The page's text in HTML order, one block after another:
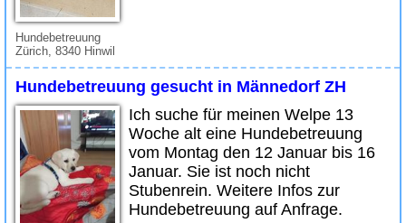
Hundebetreuung
Zürich, 8340 Hinwil
Hundebetreuung gesucht in Männedorf ZH
Ich suche für meinen Welpe 13
Woche alt eine Hundebetreuung
vom Montag den 12 Januar bis 16
Januar. Sie ist noch nicht
Stubenrein. Weitere Infos zur
Hundebetreuung auf Anfrage.